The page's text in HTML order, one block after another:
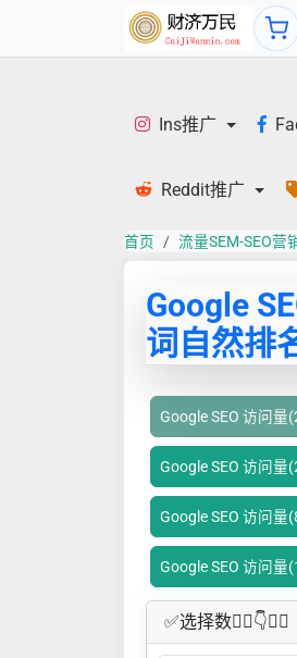
Ins推广
Reddit推广
首页 流量SEM-SEO营
Google
词自然排
Google SEO 访问
Google SEO 访问
Google SEO 访问
Google SEO 访问
✅​选择数👇🏻​​👇👇🏻​​